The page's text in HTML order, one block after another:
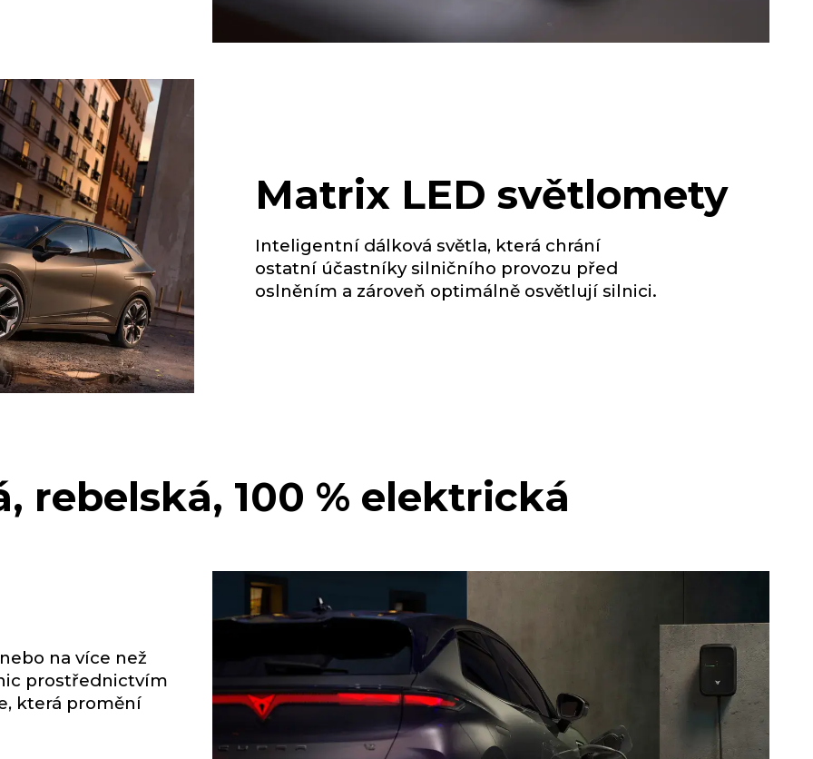
Matrix LED světlomety
Inteligentní dálková světla, která chrání
ostatní účastníky silničního provozu před
oslněním a zároveň optimálně osvětlují silnici.
rebelská, 100 % elektrická
na více než
prostřednictvím
která promění